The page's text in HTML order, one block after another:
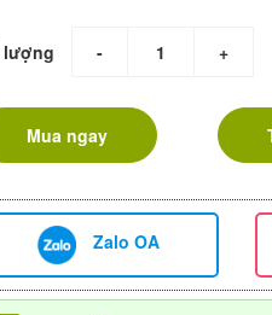
lượng - +
Mua ngay
Zalo OA